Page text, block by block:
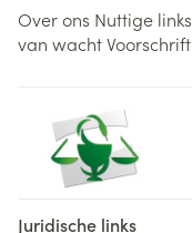
Over ons Nuttige links
van wachtVoorschrift
Juridische links